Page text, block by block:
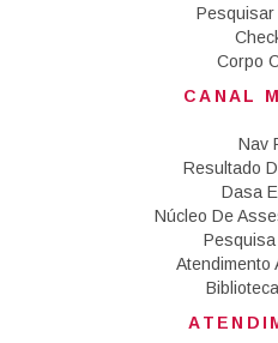
Pesquisar
Corpo
CANAL
Nav
Resultado
Dasa
Núcleo De
Atendimento